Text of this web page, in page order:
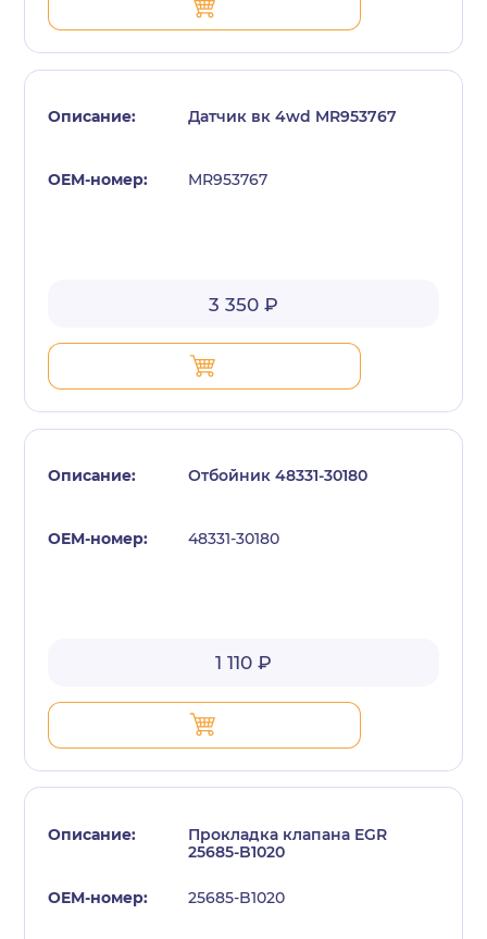
Датчик вк 4wd MR953767
MR953767
3 350 ₽
Отбойник 48331-30180
48331-30180
1 110 ₽
Прокладка клапана EGR
25685-B1020
25685-B1020